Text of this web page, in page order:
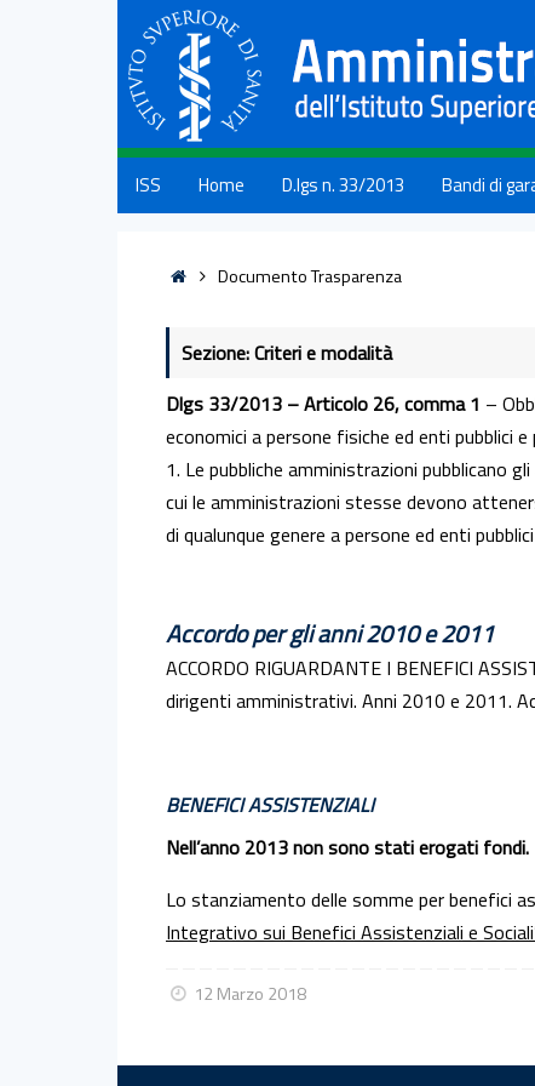
ISS Home D.lgs n. 33/2013 Bandi di
Documento Trasparenza
Sezione: Criteri e modalità
Dlgs 33/2013 – Articolo 26, comma 1 –
economici a persone fisiche ed enti pubblici e
1. Le pubbliche amministrazioni pubblicano
cui le amministrazioni stesse devono
di qualunque genere a persone ed enti
Accordo per gli anni 2010 e 2011
ACCORDO RIGUARDANTE I BENEFICI
dirigenti amministrativi. Anni 2010 e 2011.
BENEFICI ASSISTENZIALI
Nell’anno 2013 non sono stati erogati fondi.
Lo stanziamento delle somme per benefici
Integrativo sui Benefici Assistenziali e
12 Marzo 2018